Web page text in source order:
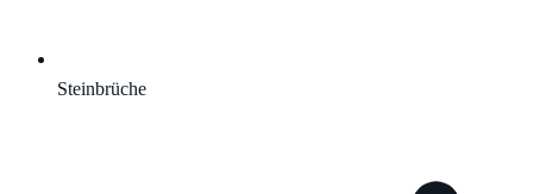
Steinbrüche